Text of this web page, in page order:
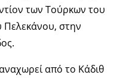
των Τούρκων του
Πελεκάνου, στην
από το Κάδιθ